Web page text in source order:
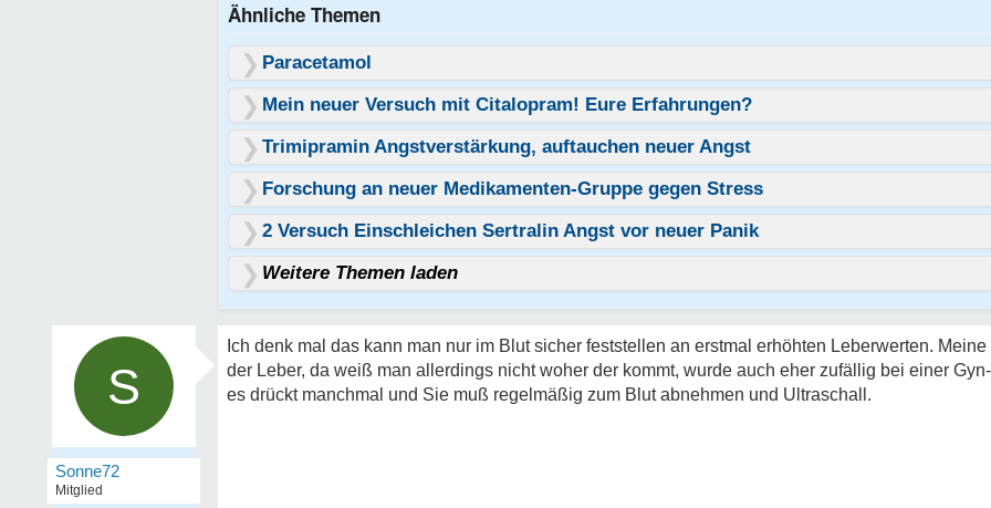
Ähnliche Themen
Paracetamol
Mein neuer Versuch mit Citalopram! Eure Erfahrungen?
Trimipramin Angstverstärkung, auftauchen neuer Angst
Forschung an neuer Medikamenten-Gruppe gegen Stress
2 Versuch Einschleichen Sertralin Angst vor neuer Panik
Weitere Themen laden
S
Sonne72
Mitglied
Ich denk mal das kann man nur im Blut sicher feststellen an erstmal erhöhten Leberwerten.
der Leber, da weiß man allerdings nicht woher der kommt, wurde auch eher zufällig bei einer
es drückt manchmal und Sie muß regelmäßig zum Blut abnehmen und Ultraschall.